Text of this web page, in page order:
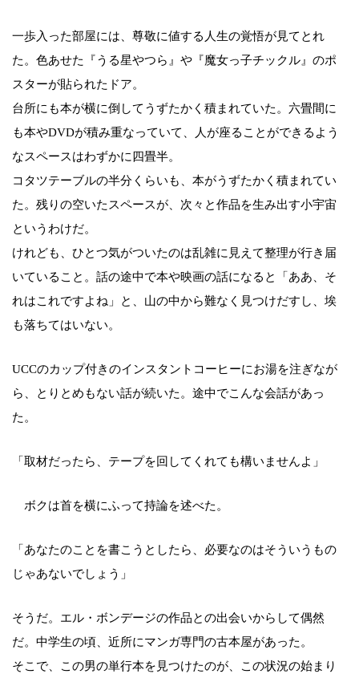
一歩入った部屋には、尊敬に値する人生の覚悟が見てとれ
た。色あせた『うる星やつら』や『魔女っ子チックル』のポ
スターが貼られたドア。
台所にも本が横に倒してうずたかく積まれていた。六畳間に
も本やDVDが積み重なっていて、人が座ることができるよう
なスペースはわずかに四畳半。
コタツテーブルの半分くらいも、本がうずたかく積まれてい
た。残りの空いたスペースが、次々と作品を生み出す小宇宙
というわけだ。
けれども、ひとつ気がついたのは乱雑に見えて整理が行き届
いていること。話の途中で本や映画の話になると「ああ、そ
れはこれですよね」と、山の中から難なく見つけだすし、埃
も落ちてはいない。
UCCのカップ付きのインスタントコーヒーにお湯を注ぎなが
ら、とりとめもない話が続いた。途中でこんな会話があっ
た。
「取材だったら、テープを回してくれても構いませんよ」
ボクは首を横にふって持論を述べた。
「あなたのことを書こうとしたら、必要なのはそういうもの
じゃあないでしょう」
そうだ。エル・ボンデージの作品との出会いからして偶然
だ。中学生の頃、近所にマンガ専門の古本屋があった。
そこで、この男の単行本を見つけたのが、この状況の始まり